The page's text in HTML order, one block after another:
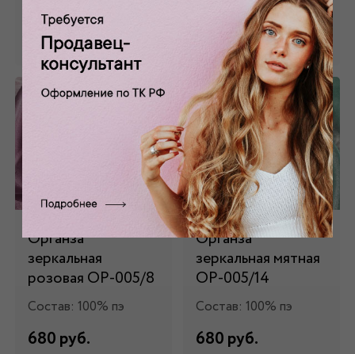
Забронировать Забронировать
Органза
зеркальная
розовая ОР-005/8
Состав: 100% пэ
680 руб.
Органза
зеркальная мятная
ОР-005/14
Состав: 100% пэ
680 руб.